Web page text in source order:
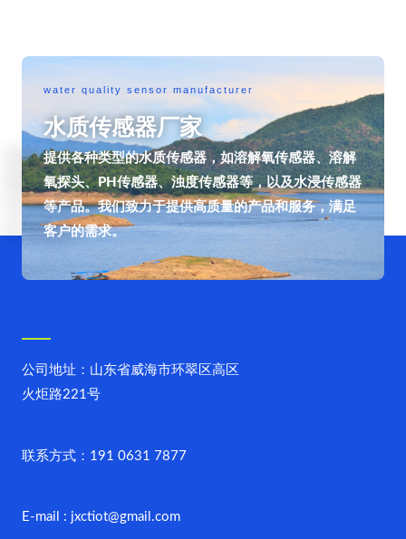
water quality sensor manufacturer
水质传感器厂家
提供各种类型的水质传感器，如溶解氧传感器、溶解
氧探头、PH传感器、浊度传感器等，以及水浸传感器
等产品。我们致力于提供高质量的产品和服务，满足
客户的需求。
公司地址：山东省威海市环翠区高区
火炬路221号
联系方式：191 0631 7877
E-mail : jxctiot@gmail.com